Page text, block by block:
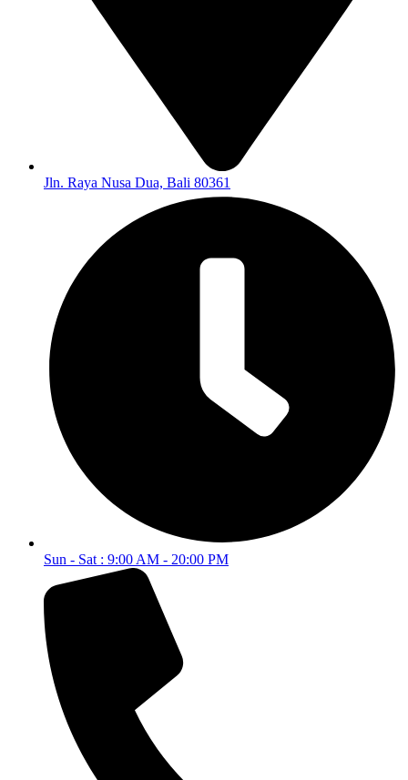
Jln. Raya Nusa Dua, Bali 80361
Sun - Sat : 9:00 AM - 20:00 PM